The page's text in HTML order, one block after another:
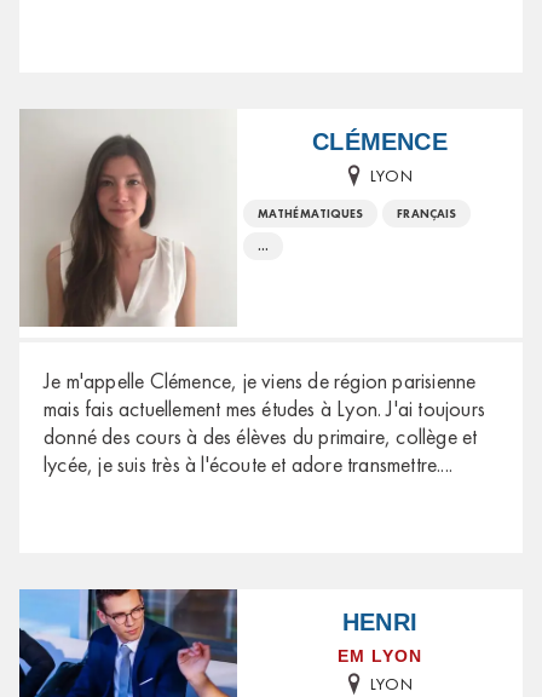
CLÉMENCE
LYON
MATHÉMATIQUES FRANÇAIS
...
Je m'appelle Clémence, je viens de région parisienne
mais fais actuellement mes études à Lyon. J'ai toujours
donné des cours à des élèves du primaire, collège et
lycée, je suis très à l'écoute et adore transmettre....
HENRI
EM LYON
LYON